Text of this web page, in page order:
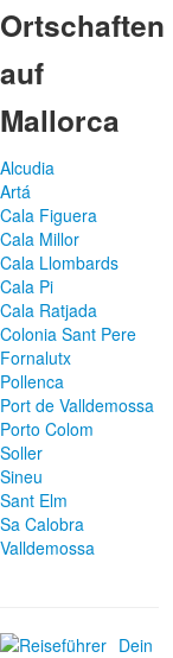
Ortschaften
auf
Mallorca
Alcudia
Artá
Cala Figuera
Cala Millor
Cala Llombards
Cala Pi
Cala Ratjada
Colonia Sant Pere
Fornalutx
Pollenca
Port de Valldemossa
Porto Colom
Soller
Sineu
Sant Elm
Sa Calobra
Valldemossa
Dein